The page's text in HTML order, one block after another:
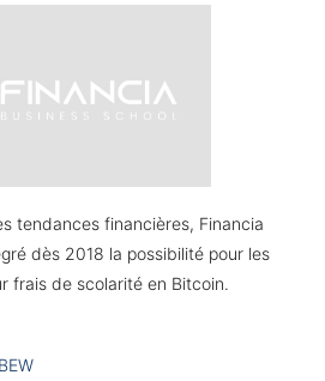
tendances financières, Financia
dès 2018 la possibilité pour les
frais de scolarité en Bitcoin.